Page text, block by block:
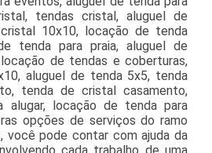
tendas cristal, aluguel de
10x10, locação de tenda
tenda para praia, aluguel de
de tendas e coberturas,
aluguel de tenda 5x5, tenda
tenda de cristal casamento,
alugar, locação de tenda para
opções de serviços do ramo
você pode contar com ajuda da